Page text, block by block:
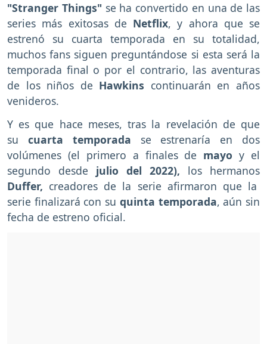
"Stranger Things" se ha convertido en una de las
series más exitosas de Netflix, y ahora que se
estrenó su cuarta temporada en su totalidad,
muchos fans siguen preguntándose si esta será la
temporada final o por el contrario, las aventuras
de los niños de Hawkins continuarán en años
venideros.
Y es que hace meses, tras la revelación de que
su cuarta temporada se estrenaría en dos
volúmenes (el primero a finales de mayo y el
segundo desde julio del 2022), los hermanos
Duffer, creadores de la serie afirmaron que la
serie finalizará con su quinta temporada, aún sin
fecha de estreno oficial.